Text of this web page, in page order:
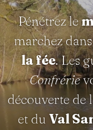
Pénétrez le
marchez
la fée. Les
Confrérie
découverte de
et du Val